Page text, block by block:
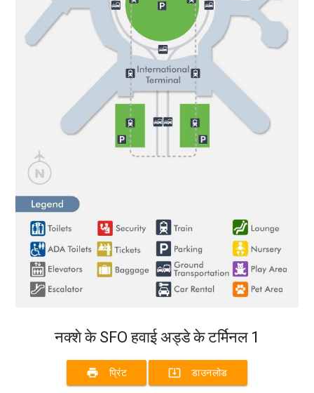
नक्शे के SFO हवाई अड्डे के टर्मिनल 1
print प्रिंट system_update_alt डाउनलोड